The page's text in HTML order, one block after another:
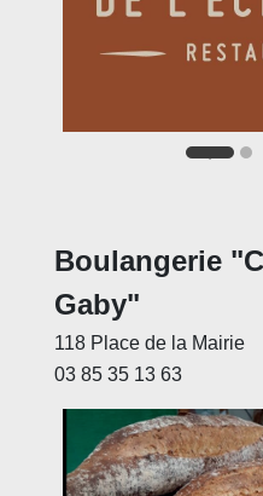
Boulangerie
Gaby"
118 Place de la Mairie
03 85 35 13 63